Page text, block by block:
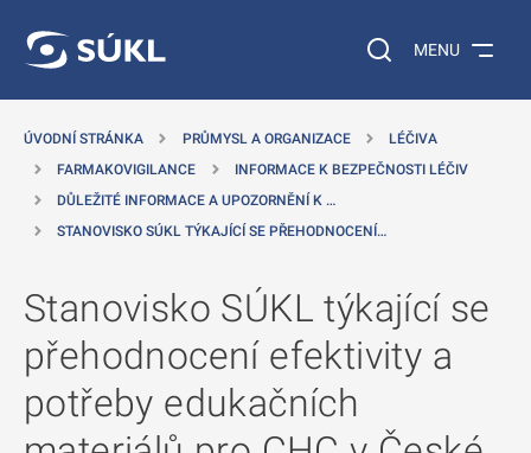
Vyhledávání na
MENU
ÚVODNÍ STRÁNKA PRŮMYSL A ORGANIZACE
LÉČIVA
FARMAKOVIGILANCE
INFORMACE K BEZPEČNOSTI LÉČIV
DŮLEŽITÉ INFORMACE A UPOZORNĚNÍ K …
STANOVISKO SÚKL TÝKAJÍCÍ SE PŘEHODNOCENÍ…
Stanovisko SÚKL týkající se
přehodnocení efektivity a
potřeby edukačních